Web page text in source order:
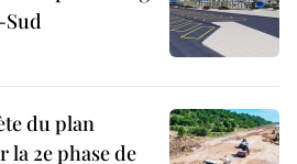
du plan
2e phase de